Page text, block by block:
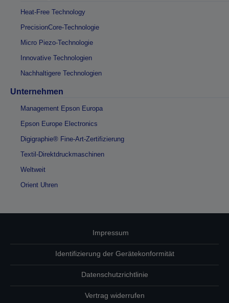
Heat-Free Technology
PrecisionCore-Technologie
Micro Piezo-Technologie
Innovative Technologien
Nachhaltigere Technologien
Unternehmen
Management Epson Europa
Epson Europe Electronics
Digigraphie® Fine-Art-Zertifizierung
Textil-Direktdruckmaschinen
Weltweit
Orient Uhren
Impressum
Identifizierung der Gerätekonformität
Datenschutzrichtlinie
Vertrag widerrufen